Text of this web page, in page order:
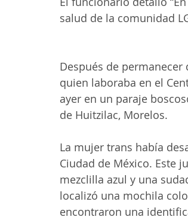
salud de la comunidad
Después de
quien laboraba en el
ayer en un paraje
de Huitzilac, Morelos.
La mujer trans había
Ciudad de México. Este
mezclilla azul y una
localizó una mochila
encontraron una